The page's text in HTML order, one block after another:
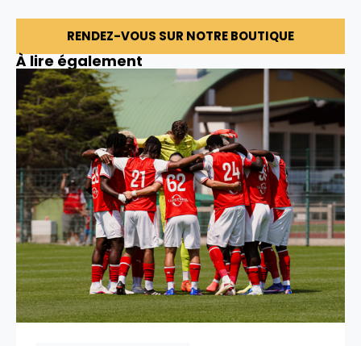
RENDEZ-VOUS SUR NOTRE BOUTIQUE
À lire également